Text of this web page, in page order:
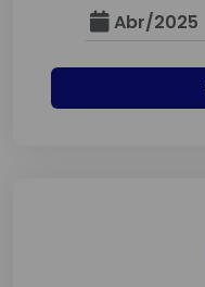
Abr/2025